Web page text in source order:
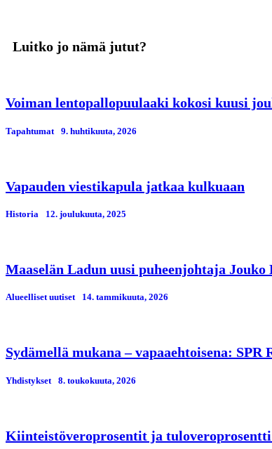
Luitko jo nämä jutut?
Voiman lentopallopuulaaki kokosi kuusi
Tapahtumat 9. huhtikuuta, 2026
Vapauden viestikapula jatkaa kulkuaan
Historia 12. јoulukuuta, 2025
Maaselän Ladun uusi puheenjohtaja Jouko
Alueelliset uutiset 14. tammikuuta, 2026
Sydämellä mukana – vapaaehtoisena:
Yhdistykset 8. toukokuuta, 2026
Kiinteistöveroprosentit ja